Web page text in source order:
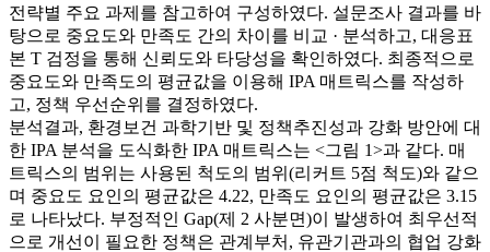
전략별 주요 과제를 참고하여 구성하였다. 설문조사 결과를 바
탕으로 중요도와 만족도 간의 차이를 비교 · 분석하고, 대응표
본 T 검정을 통해 신뢰도와 타당성을 확인하였다. 최종적으로
중요도와 만족도의 평균값을 이용해 IPA 매트릭스를 작성하
고, 정책 우선순위를 결정하였다.
분석결과, 환경보건 과학기반 및 정책추진성과 강화 방안에 대
한 IPA 분석을 도식화한 IPA 매트릭스는 <그림 1>과 같다. 매
트릭스의 범위는 사용된 척도의 범위(리커트 5점 척도)와 같으
며 중요도 요인의 평균값은 4.22, 만족도 요인의 평균값은 3.15
로 나타났다. 부정적인 Gap(제 2 사분면)이 발생하여 최우선적
으로 개선이 필요한 정책은 관계부처, 유관기관과의 협업 강화